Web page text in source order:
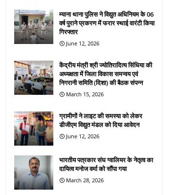
म्याना थाना पुलिस ने विद्युत अधिनियम के 06
वर्ष पुराने प्रकरण में फरार स्थाई वारंटी किया
गिरफ्तार
June 12, 2026
केंद्रीय मंत्री श्री ज्योतिरादित्य सिंधिया की
अध्यक्षता में जिला विकास समन्वय एवं
निगरानी समिति (दिशा) की बैठक संपन्न
March 15, 2026
ग्रामीणों ने लाइट की समस्या को लेकर
डीजीएम विद्युत मंडल को दिया आवेदन
June 12, 2026
भारतीय पत्रकार संघ ग्वालियर के नेतृत्व का
दायित्व मनोज वर्मा को सौंपा गया
March 28, 2026